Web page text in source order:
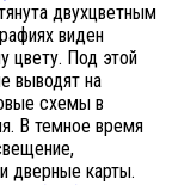
двухцветным
виден
цвету. Под этой
выводят на
схемы в
В темное время
дверные карты.